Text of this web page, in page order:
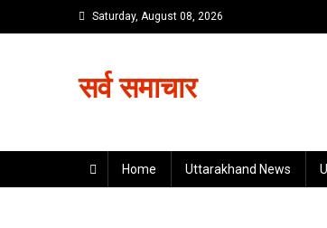
to
Saturday, August 08, 2026
सर्व समाचार
Home Uttarakhand News